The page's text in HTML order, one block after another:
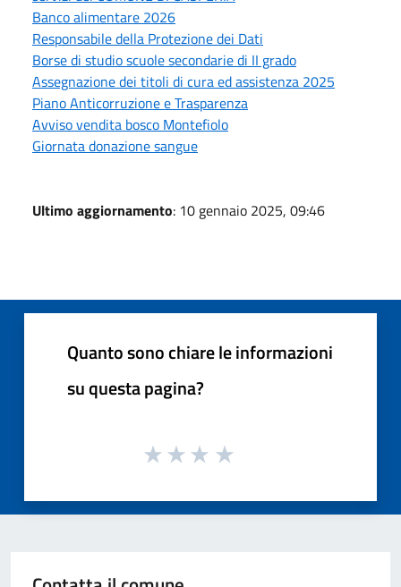
Banco alimentare 2026
Responsabile della Protezione dei Dati
Borse di studio scuole secondarie di II grado
Assegnazione dei titoli di cura ed assistenza 2025
Piano Anticorruzione e Trasparenza
Avviso vendita bosco Montefiolo
Giornata donazione sangue
Ultimo aggiornamento: 10 gennaio 2025, 09:46
Quanto sono chiare le informazioni
su questa pagina?